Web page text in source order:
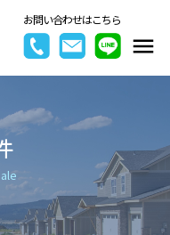
お問い合わせはこちら